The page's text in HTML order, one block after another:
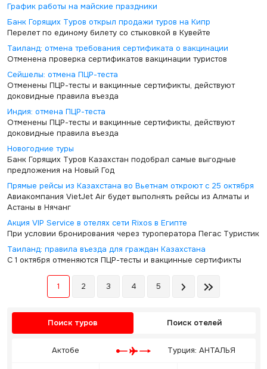
График работы на майские праздники
Банк Горящих Туров открыл продажи туров на Кипр
Перелет по единому билету со стыковкой в Кувейте
Таиланд: отмена требования сертификата о вакцинации
Отменена проверка сертификатов вакцинации туристов
Сейшелы: отмена ПЦР-теста
Отменены ПЦР-тесты и вакцинные сертификты, действуют
доковидные правила въезда
Индия: отмена ПЦР-теста
Отменены ПЦР-тесты и вакцинные сертификты, действуют
доковидные правила въезда
Новогодние туры
Банк Горящих Туров Казахстан подобрал самые выгодные
предложения на Новый Год
Прямые рейсы из Казахстана во Вьетнам откроют с 25 октября
Авиакомпания VietJet Air будет выполнять рейсы из Алматы и
Астаны в Нячанг
Акция VIP Service в отелях сети Rixos в Египте
При условии бронирования через туроператора Пегас Туристик
Таиланд: правила въезда для граждан Казахстана
С 1 октября отменяются ПЦР-тесты и вакцинные сертификты
1 2 3 4 5
Поиск туров Поиск отелей
Актобе Турция: АНТАЛЬЯ